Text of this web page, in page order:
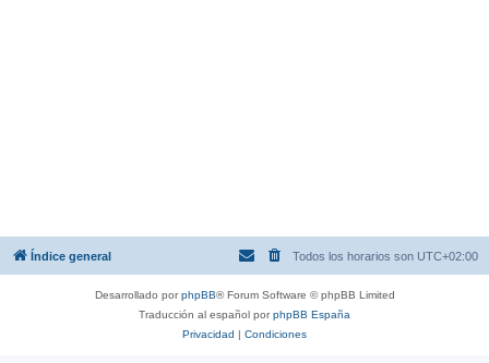
Índice general Todos los horarios son UTC+02:00
Desarrollado porphpBB® Forum Software © phpBB Limited
Traducción al español porphpBB España
Privacidad | Condiciones